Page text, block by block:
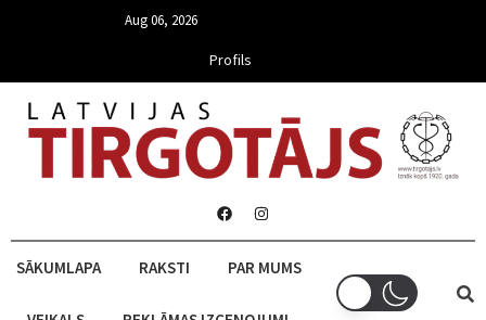
Aug 06, 2026
Profils
SĀKUMLAPA RAKSTI PAR MUMS